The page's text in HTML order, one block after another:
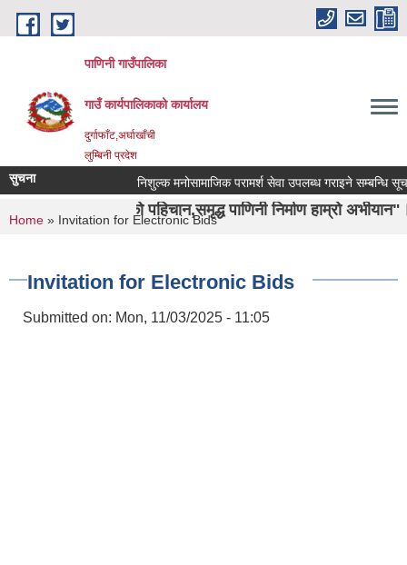
Skip to main content
पाणिनी गाउँपालिका
गाउँ कार्यपालिकाको कार्यालय
दुर्गाफाँट,अर्घाखाँची
लुम्बिनी प्रदेश
ऋषिको पहिचान,समृद्ध पाणिनी निर्माण हाम्रो अभीयान"।
सुचना निशुल्क मनोसामाजिक परामर्श सेवा उपलब्ध गराइने सम्बन्धि सूचना ।
You are here
Home » Invitation for Electronic Bids
Invitation for Electronic Bids
Submitted on: Mon, 11/03/2025 - 11:05